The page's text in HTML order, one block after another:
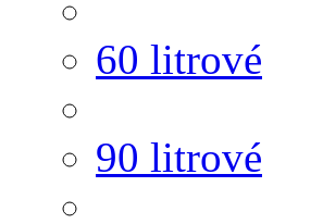
60 litrové
90 litrové